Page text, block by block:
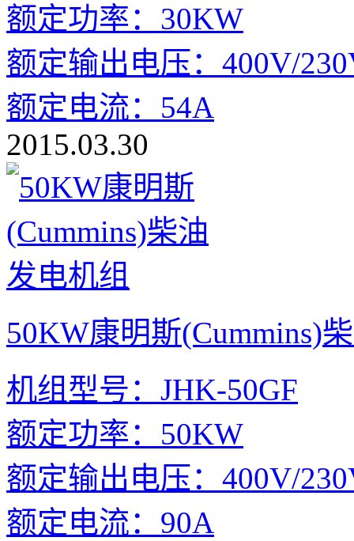
额定功率：30KW
额定输出电压：400V/
额定电流：54A
2015.03.30
50KW康明斯(Cummins)
机组型号：JHK-50GF
额定功率：50KW
额定输出电压：400V/
额定电流：90A